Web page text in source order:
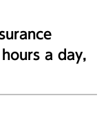
a day,